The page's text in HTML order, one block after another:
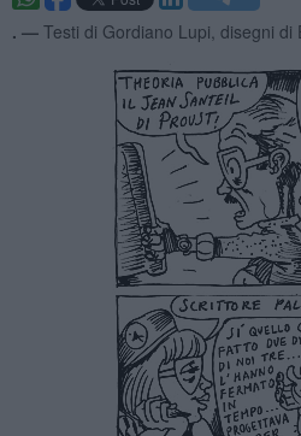
. — Testi di Gordiano Lupi, disegni di